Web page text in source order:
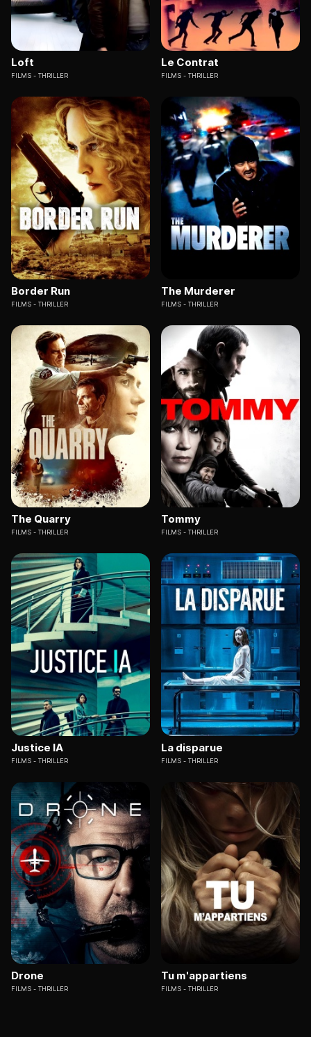
Loft
FILMS THRILLER
Le Contrat
FILMS THRILLER
Border Run
FILMS THRILLER
The Murderer
FILMS THRILLER
The Quarry
FILMS THRILLER
Tommy
FILMS THRILLER
Justice IA
FILMS THRILLER
La disparue
FILMS THRILLER
Drone
FILMS THRILLER
Tu m'appartiens
FILMS THRILLER